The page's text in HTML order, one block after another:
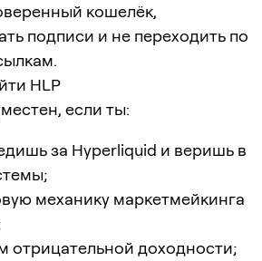
кошелёк,
подписи и не переходить по
HLP
если ты:
за Hyperliquid и веришь в
механику маркетмейкинга
отрицательной доходности;